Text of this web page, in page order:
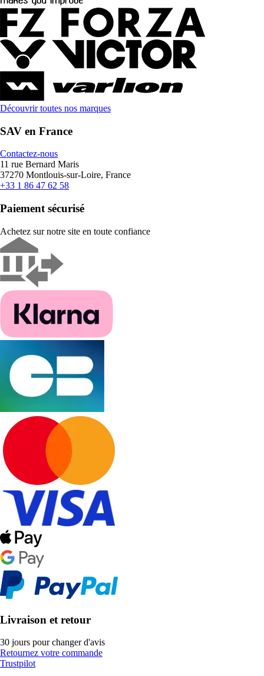
Découvrir toutes nos marques
SAV en France
Contactez-nous
11 rue Bernard Maris
37270 Montlouis-sur-Loire, France
+33 1 86 47 62 58
Paiement sécurisé
Achetez sur notre site en toute confiance
Livraison et retour
30 jours pour changer d'avis
Retournez votre commande
Trustpilot